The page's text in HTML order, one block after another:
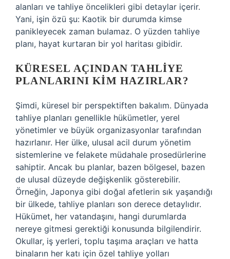
alanları ve tahliye öncelikleri gibi detaylar içerir.
Yani, işin özü şu: Kaotik bir durumda kimse
panikleyecek zaman bulamaz. O yüzden tahliye
planı, hayat kurtaran bir yol haritası gibidir.
KÜRESEL AÇINDAN TAHLIYE
PLANLARINI KIM HAZIRLAR?
Şimdi, küresel bir perspektiften bakalım. Dünyada
tahliye planları genellikle hükümetler, yerel
yönetimler ve büyük organizasyonlar tarafından
hazırlanır. Her ülke, ulusal acil durum yönetim
sistemlerine ve felakete müdahale prosedürlerine
sahiptir. Ancak bu planlar, bazen bölgesel, bazen
de ulusal düzeyde değişkenlik gösterebilir.
Örneğin, Japonya gibi doğal afetlerin sık yaşandığı
bir ülkede, tahliye planları son derece detaylıdır.
Hükümet, her vatandaşını, hangi durumlarda
nereye gitmesi gerektiği konusunda bilgilendirir.
Okullar, iş yerleri, toplu taşıma araçları ve hatta
binaların her katı için özel tahliye yolları